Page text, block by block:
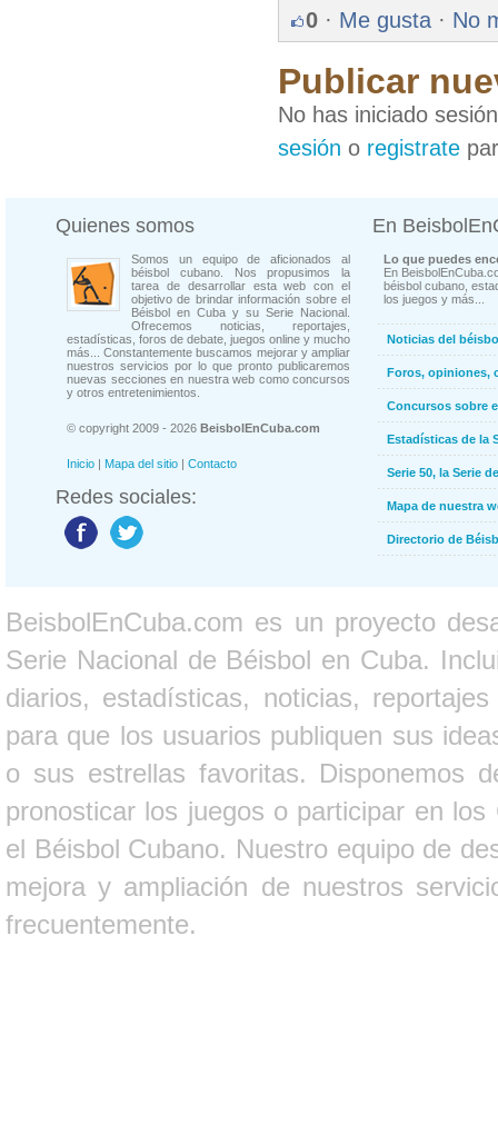
0 · Me gusta · No
Publicar
No has iniciado
sesión o registrate
Quienes somos
Somos un equipo de aficionados al
béisbol cubano. Nos propusimos la
tarea de desarrollar esta web con el
objetivo de brindar información sobre el
Béisbol en Cuba y su Serie Nacional.
Ofrecemos noticias, reportajes,
estadísticas, foros de debate, juegos online y mucho
más... Constantemente buscamos mejorar y ampliar
nuestros servicios por lo que pronto publicaremos
nuevas secciones en nuestra web como concursos
y otros entretenimientos.
© copyright 2009 - 2026 BeisbolEnCuba.com
Inicio | Mapa del sitio | Contacto
Redes sociales:
En
Lo que puedes
En
béisbol cubano,
los juegos y más...
Noticias del
Foros, opiniones,
Concursos sobre
Estadísticas de la
Serie 50, la Serie
Mapa de nuestra
Directorio de
BeisbolEnCuba.com es un proyecto
Serie Nacional de Béisbol en Cuba.
diarios, estadísticas, noticias,
para que los usuarios publiquen sus
o sus estrellas favoritas. Disponemos
pronosticar los juegos o participar en
el Béisbol Cubano. Nuestro equipo de
mejora y ampliación de nuestros
frecuentemente.